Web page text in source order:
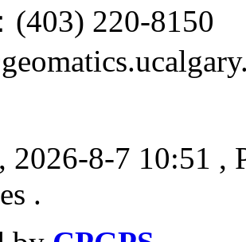
(403) 220-8150
2026-8-7 10:51 ,
.